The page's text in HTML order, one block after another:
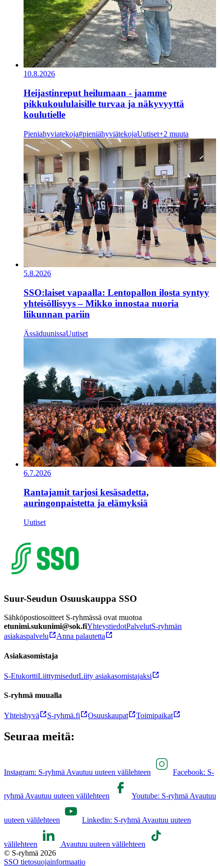
10.8.2026
Heijastinreput heilumaan - jaamme
pikkukoululaisille turvaa ja näkyvyyttä
koulutielle
Pieniahyviatekoja#pieniähyviätekojaUutiset+2 muuta
5.8.2026
SSO:laiset vapaalla: Lentopallon ilosta syntyy
yhteisöllisyys – Mikko innostaa nuoria
liikunnan pariin
ÄssäduunissaUutiset
6.7.2026
Rantajamit tarjosi kesäsadetta,
auringonpaistetta ja elämyksiä
Uutiset
Suur-Seudun Osuuskauppa SSO
Sähköpostiosoitteet S-ryhmässä ovat muotoa
etunimi.sukunimi@sok.fiYhteystiedotPalvelutS-ryhmän
asiakaspalvelu
Anna palautetta
Asiakasomistaja
S-EtukorttiLiittymisedutLiity asiakasomistajaksi
S-ryhmä muualla
Yhteishyvä S-ryhmä.fi Osuuskaupat Toimipaikat
Seuraa meitä:
Instagram: S-ryhmä Avautuu uuteen välilehteen Facebook: S-
ryhmä Avautuu uuteen välilehteen Youtube: S-ryhmä Avautuu
uuteen välilehteen Linkedin: S-ryhmä Avautuu uuteen
välilehteen
Avautuu uuteen välilehteen
© S-ryhmä 2026
SSO tietosuojainformaatio